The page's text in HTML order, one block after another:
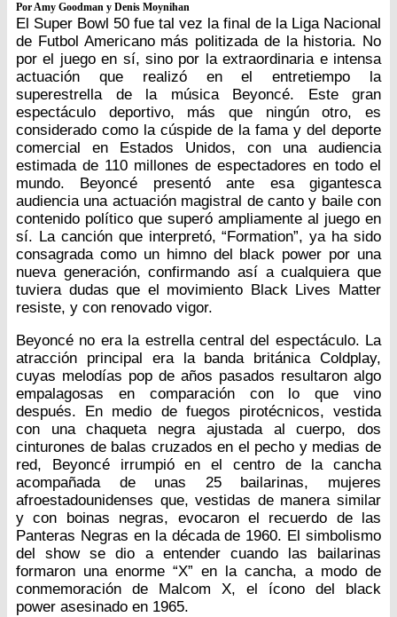
Por Amy Goodman y Denis Moynihan
El Super Bowl 50 fue tal vez la final de la Liga Nacional
de Futbol Americano más politizada de la historia. No
por el juego en sí, sino por la extraordinaria e intensa
actuación que realizó en el entretiempo la
superestrella de la música Beyoncé. Este gran
espectáculo deportivo, más que ningún otro, es
considerado como la cúspide de la fama y del deporte
comercial en Estados Unidos, con una audiencia
estimada de 110 millones de espectadores en todo el
mundo. Beyoncé presentó ante esa gigantesca
audiencia una actuación magistral de canto y baile con
contenido político que superó ampliamente al juego en
sí. La canción que interpretó, “Formation”, ya ha sido
consagrada como un himno del black power por una
nueva generación, confirmando así a cualquiera que
tuviera dudas que el movimiento Black Lives Matter
resiste, y con renovado vigor.
Beyoncé no era la estrella central del espectáculo. La
atracción principal era la banda británica Coldplay,
cuyas melodías pop de años pasados resultaron algo
empalagosas en comparación con lo que vino
después. En medio de fuegos pirotécnicos, vestida
con una chaqueta negra ajustada al cuerpo, dos
cinturones de balas cruzados en el pecho y medias de
red, Beyoncé irrumpió en el centro de la cancha
acompañada de unas 25 bailarinas, mujeres
afroestadounidenses que, vestidas de manera similar
y con boinas negras, evocaron el recuerdo de las
Panteras Negras en la década de 1960. El simbolismo
del show se dio a entender cuando las bailarinas
formaron una enorme “X” en la cancha, a modo de
conmemoración de Malcom X, el ícono del black
power asesinado en 1965.